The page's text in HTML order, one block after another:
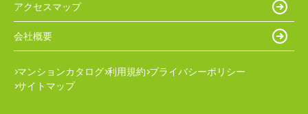
アクセスマップ
会社概要
マンションカタログ 利用規約 プライバシーポリシー
サイトマップ